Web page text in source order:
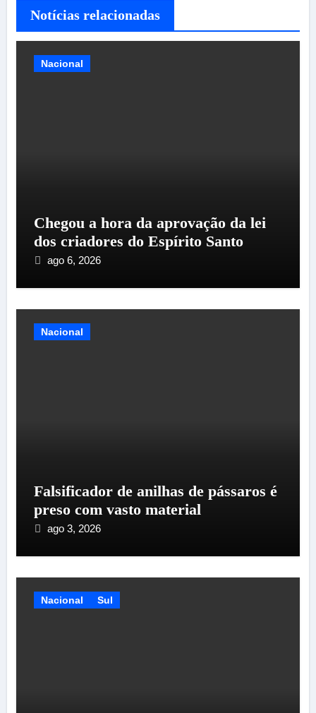
Notícias relacionadas
Nacional
Chegou a hora da aprovação da lei
dos criadores do Espírito Santo
ago 6, 2026
Nacional
Falsificador de anilhas de pássaros é
preso com vasto material
ago 3, 2026
Nacional Sul